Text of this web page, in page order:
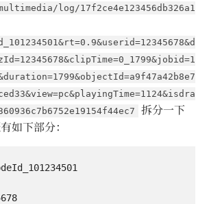
log/17f2ce4e123456db326a1
拆分一下
如下部分：